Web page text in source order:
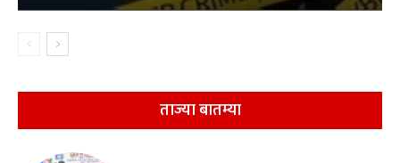
ताज्या बातम्या